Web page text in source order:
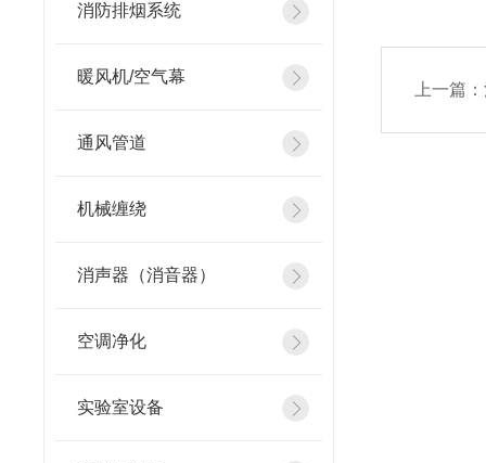
消防排烟系统
暖风机/空气幕
通风管道
机械缠绕
消声器（消音器）
空调净化
实验室设备
上一篇：